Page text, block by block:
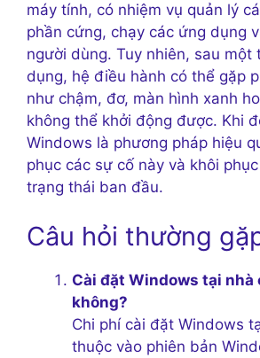
máy tính, có nhiệm vụ quản lý
phần cứng, chạy các ứng dụng
người dùng. Tuy nhiên, sau một
dụng, hệ điều hành có thể gặp
như chậm, đơ, màn hình xanh
không thể khởi động được. Khi
Windows là phương pháp hiệu
phục các sự cố này và khôi
trạng thái ban đầu.
Câu hỏi thường
Cài đặt Windows tại nhà
không?
Chi phí cài đặt Windows
thuộc vào phiên bản